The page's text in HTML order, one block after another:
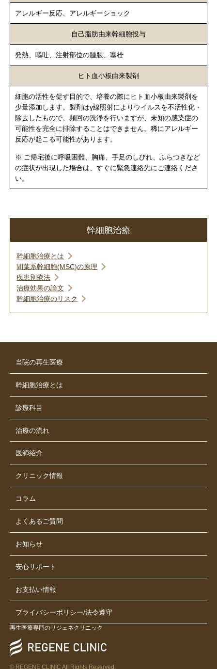
アレルギー反応、アレルギーショック
自己脂肪由来幹細胞投与
発熱、嘔吐、注射部位の腫脹、塞栓
ヒト血小板由来製剤
細胞の活性を促す目的で、培養の際にヒト血小板由来製剤を
少量添加します。製剤はγ線照射によりウイルスを不活性化・
除去したもので、頻回の洗浄を行いますが、未知の感染症の
可能性を完全に排除することはできません。稀にアレルギー
反応が起こる可能性があります。
※ ご帰宅後に呼吸困難、胸痛、手足のしびれ、ふらつきなど
の症状が出現した場合は、すぐに緊急連絡先にご連絡くださ
い。
幹細胞治療
幹細胞治療とは
間葉系幹細胞(MSC)の原理
疾患別療法
治療効果の論文
幹細胞治療のリスク
再生医療専門のリジェネクリニック
© REGENE CLINIC All Rights Reserved.
当院の再生医療
幹細胞治療とは
診療科目
治療の流れ
医師紹介
クリニック情報
コラム
よくあるご質問
お知らせ
安心サポート
お支払い情報
プライバシーポリシー/法令遵守